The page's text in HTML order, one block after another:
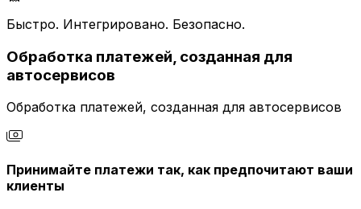
Быстро. Интегрировано. Безопасно.
Обработка платежей, созданная для
автосервисов
Обработка платежей, созданная для автосервисов
Принимайте платежи так, как предпочитают ваши
клиенты